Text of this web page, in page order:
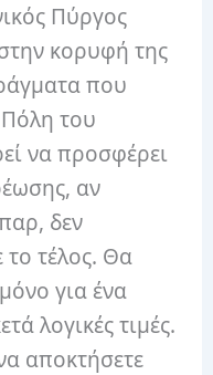
Πύργος
κορυφή της
που
Πόλη του
να προσφέρει
αν
δεν
το τέλος. Θα
για ένα
λογικές τιμές.
αποκτήσετε